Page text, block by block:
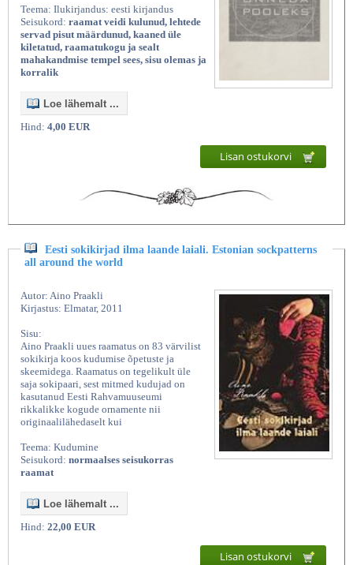
Teema: Ilukirjandus: eesti kirjandus
Seisukord: raamat veidi kulunud, lehtede
servad pisut määrdunud, kaaned üle
kiletatud, raamatukogu ja sealt
mahakandmise tempel sees, sisu olemas ja
korralik
Loe lähemalt ...
Hind: 4,00 EUR
Lisan ostukorvi
Eesti sokikirjad ilma laande laiali. Estonian sockpatterns
all around the world
Autor: Aino Praakli
Kirjastus: Elmatar, 2011
Sisu:
Aino Praakli uues raamatus on 83 värvilist
sokikirja koos kudumise õpetuste ja
skeemidega. Raamatus on tegelikult üle
saja sokipaari, sest mitmed kudujad on
kasutanud Eesti Rahvamuuseumi
rikkalikke kogude ornamente nii
originaalilähedaselt kui
Teema: Kudumine
Seisukord: normaalses seisukorras
raamat
Loe lähemalt ...
Hind: 22,00 EUR
Lisan ostukorvi